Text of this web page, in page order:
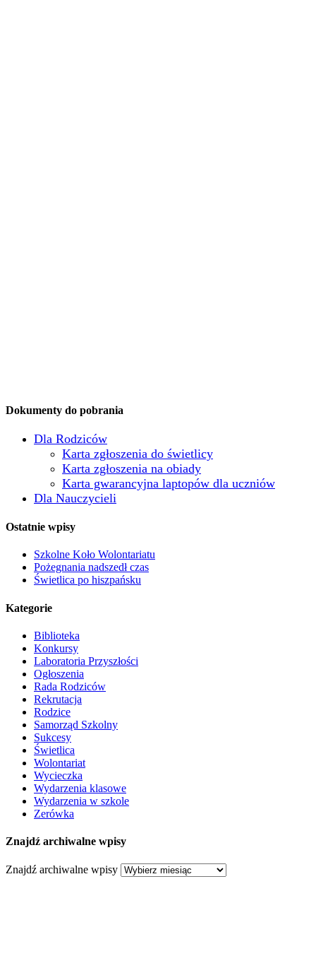
Dokumenty do pobrania
Dla Rodziców
Karta zgłoszenia do świetlicy
Karta zgłoszenia na obiady
Karta gwarancyjna laptopów dla uczniów
Dla Nauczycieli
Ostatnie wpisy
Szkolne Koło Wolontariatu
Pożegnania nadszedł czas
Świetlica po hiszpańsku
Kategorie
Biblioteka
Konkursy
Laboratoria Przyszłości
Ogłoszenia
Rada Rodziców
Rekrutacja
Rodzice
Samorząd Szkolny
Sukcesy
Świetlica
Wolontariat
Wycieczka
Wydarzenia klasowe
Wydarzenia w szkole
Zerówka
Znajdź archiwalne wpisy
Znajdź archiwalne wpisy